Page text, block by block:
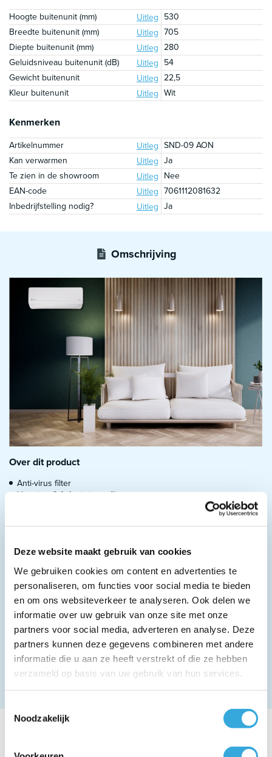
Deze website maakt gebruik van cookies
We gebruiken cookies om content en advertenties te
personaliseren, om functies voor social media te bieden
en om ons websiteverkeer te analyseren. Ook delen we
informatie over uw gebruik van onze site met onze
partners voor social media, adverteren en analyse. Deze
partners kunnen deze gegevens combineren met andere
informatie die u aan ze heeft verstrekt of die ze hebben
verzameld op basis van uw gebruik van hun services.
Noodzakelijk
Hoogte buitenunit (mm) Uitleg 530
Breedte buitenunit (mm)
Uitleg 705
Diepte buitenunit (mm)
Uitleg 280
Geluidsniveau buitenunit (dB)
Uitleg 54
Gewicht buitenunit
Uitleg 22,5
Kleur buitenunit
Uitleg Wit
Kenmerken
Artikelnummer Uitleg SND-09 AON
Kan verwarmen
Uitleg Ja
Te zien in de showroom
Uitleg Nee
EAN-code
Uitleg 7061112081632
Inbedrijfstelling nodig?
Uitleg Ja
Omschrijving
Over dit product
Anti-virus filter
Vitamine C & Antimieten filter
en microdeeltjes op en verwijdert ze uit de lucht. Ook haalt dit filter
door de mens door verbranding van fossiele brandstoffen en
industriële processen alsook door sprays en stof welke door de
lucht worden meegenomen.
AION is uitzonderlijk bestand tegen regen, zeelucht en andere
corrosieve omgevingen. De grote stroomafstand zorgt ervoor dat
frisse lucht naar elk deel van uw ruimte wordt gevoerd.
Deze airco is geschikt voor de volgende ruimtes:​
Goed geïsoleerde woning : 80 M³